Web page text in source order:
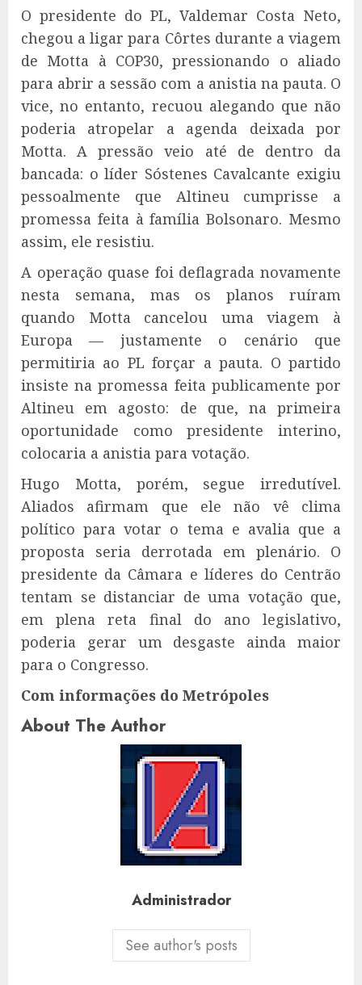
O presidente do PL, Valdemar Costa Neto,
chegou a ligar para Côrtes durante a viagem
de Motta à COP30, pressionando o aliado
para abrir a sessão com a anistia na pauta. O
vice, no entanto, recuou alegando que não
poderia atropelar a agenda deixada por
Motta. A pressão veio até de dentro da
bancada: o líder Sóstenes Cavalcante exigiu
pessoalmente que Altineu cumprisse a
promessa feita à família Bolsonaro. Mesmo
assim, ele resistiu.
A operação quase foi deflagrada novamente
nesta semana, mas os planos ruíram
quando Motta cancelou uma viagem à
Europa — justamente o cenário que
permitiria ao PL forçar a pauta. O partido
insiste na promessa feita publicamente por
Altineu em agosto: de que, na primeira
oportunidade como presidente interino,
colocaria a anistia para votação.
Hugo Motta, porém, segue irredutível.
Aliados afirmam que ele não vê clima
político para votar o tema e avalia que a
proposta seria derrotada em plenário. O
presidente da Câmara e líderes do Centrão
tentam se distanciar de uma votação que,
em plena reta final do ano legislativo,
poderia gerar um desgaste ainda maior
para o Congresso.
Com informações do Metrópoles
About The Author
Administrador
See author's posts